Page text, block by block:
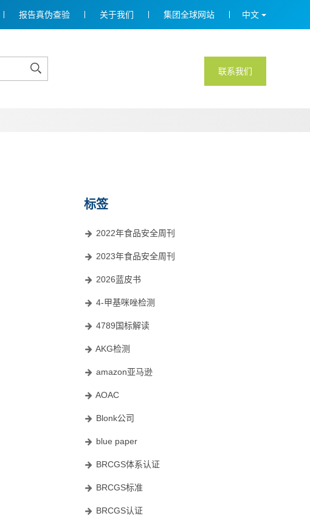
中文
报告真伪查验 关于我们 集团全球网站
联系我们
标签
2022年食品安全周刊
2023年食品安全周刊
2026蓝皮书
4-甲基咪唑检测
4789国标解读
AKG检测
amazon亚马逊
AOAC
Blonk公司
blue paper
BRCGS体系认证
BRCGS标准
BRCGS认证